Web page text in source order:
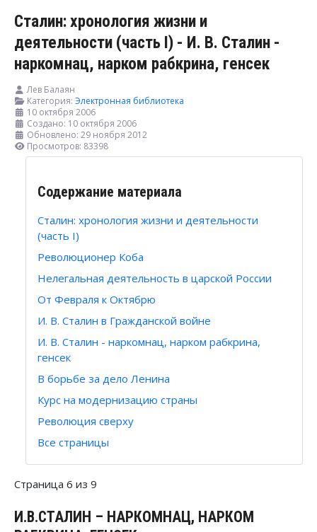
Сталин: хронология жизни и
деятельности (часть I) - И. В. Сталин -
наркомнац, нарком рабкрина, генсек
Лев Балаян
Категория: Электронная библиотека
10 октября 2006
Создано: 10 октября 2006
Обновлено: 29 ноября 2012
Просмотров: 83398
Содержание материала
Сталин: хронология жизни и деятельности
(часть I)
Революционер Коба
Нелегальная деятельность в царской России
От Февраля к Октябрю
И. В. Сталин в Гражданской войне
И. В. Сталин - наркомнац, нарком рабкрина,
генсек
В борьбе за дело Ленина
Курс на модернизацию страны
Революция сверху
Все страницы
Страница 6 из 9
И.В.СТАЛИН – НАРКОМНАЦ, НАРКОМ